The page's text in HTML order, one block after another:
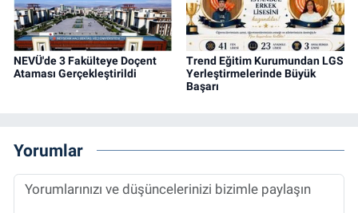
NEVÜ'de 3 Fakülteye Doçent
Ataması Gerçekleştirildi
Trend Eğitim Kurumundan LGS
Yerleştirmelerinde Büyük
Başarı
Yorumlar